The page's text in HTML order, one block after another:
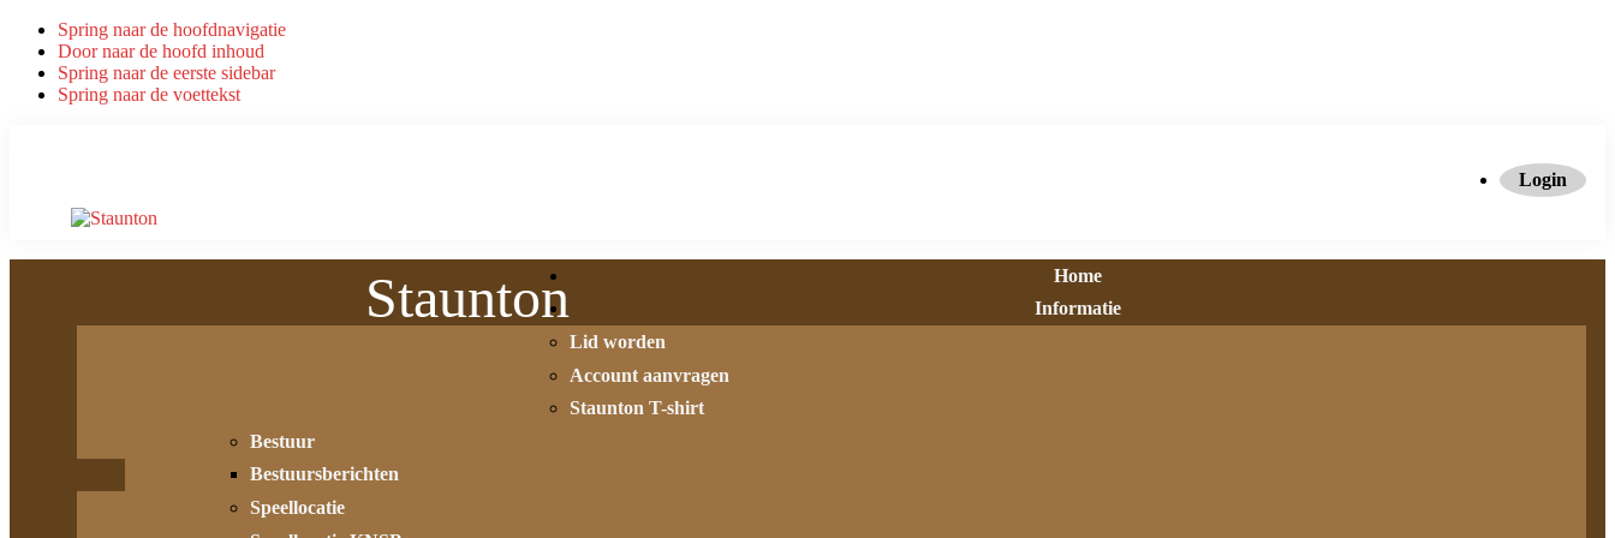
Spring naar de hoofdnavigatie
Door naar de hoofd inhoud
Spring naar de eerste sidebar
Spring naar de voettekst
Login
Staunton
Home
Informatie
Lid worden
Account aanvragen
Staunton T-shirt
Bestuur
Bestuursberichten
Speellocatie